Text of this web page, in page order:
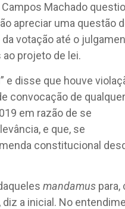
Machado
apreciar uma questão
votação até o
projeto de lei.
e disse que houve
convocação de qualquer
em razão de se
e que, se
constitucional
mandamus para,
diz a inicial. No